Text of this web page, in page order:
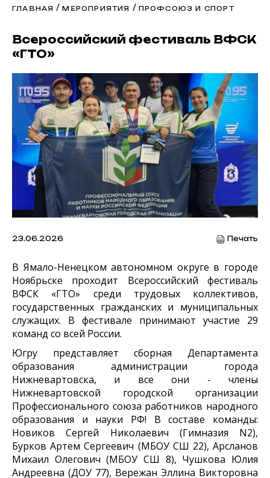
ГЛАВНАЯ /МЕРОПРИЯТИЯ / ПРОФСОЮЗ И СПОРТ
Всероссийский фестиваль ВФСК
«ГТО»
23.06.2026 Печать
В Ямало-Ненецком автономном округе в городе
Ноябрьске проходит Всероссийский фестиваль
ВФСК «ГТО» среди трудовых коллективов,
государственных гражданских и муниципальных
служащих. В фестивале принимают участие 29
команд со всей России.
Югру представляет сборная Департамента
образования администрации города
Нижневартовска, и все они - члены
Нижневартовской городской организации
Профессионального союза работников народного
образования и науки РФ! В составе команды:
Новиков Сергей Николаевич (Гимназия N2),
Бурков Артем Сергеевич (МБОУ СШ 22), Арсланов
Михаил Олегович (МБОУ СШ 8), Чушкова Юлия
Андреевна (ДОУ 77), Вережан Эллина Викторовна